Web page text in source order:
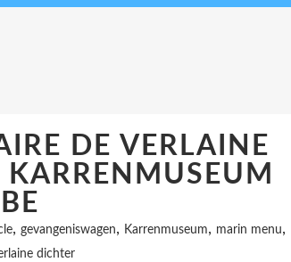
DE VERLAINE
, gevangeniswagen, Karrenmuseum, marin menu,
dichter